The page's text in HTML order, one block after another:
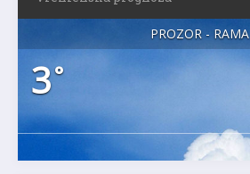
PROZOR - RAMA
3°